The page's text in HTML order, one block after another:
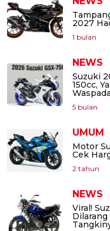
2027
1 bulan
NEWS
Suzuki
150cc,
Waspada
5 bulan
UMUM
Motor
Cek
2 tahun
NEWS
Viral!